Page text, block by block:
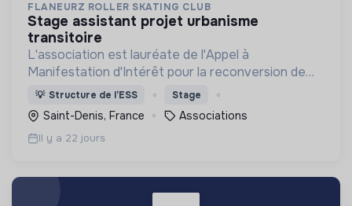
FLANEURZ ROLLER SKATING CLUB
stage assistant projet urbanisme
transitoire
L'association est lauréate de l'Appel à
Manifestation d'Intérêt pour la reconversion de
l'ancienne piscine Marville à Saint Denis
💡 Structure de l’ESS Stage
Saint-Denis, France Associations
Il y a 22 jours